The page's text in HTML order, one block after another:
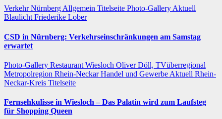
VerkehrNürnberg Allgemein Titelseite Photo-Gallery Aktuell
Blaulicht Friederike Lober
CSD in Nürnberg: Verkehrseinschränkungen am Samstag
erwartet
Photo-Gallery Restaurant Wiesloch Oliver Döll, TVüberregional
Metropolregion Rhein-Neckar Handel und Gewerbe Aktuell Rhein-
Neckar-Kreis Titelseite
Fernsehkulisse in Wiesloch – Das Palatin wird zum Laufsteg
für Shopping Queen